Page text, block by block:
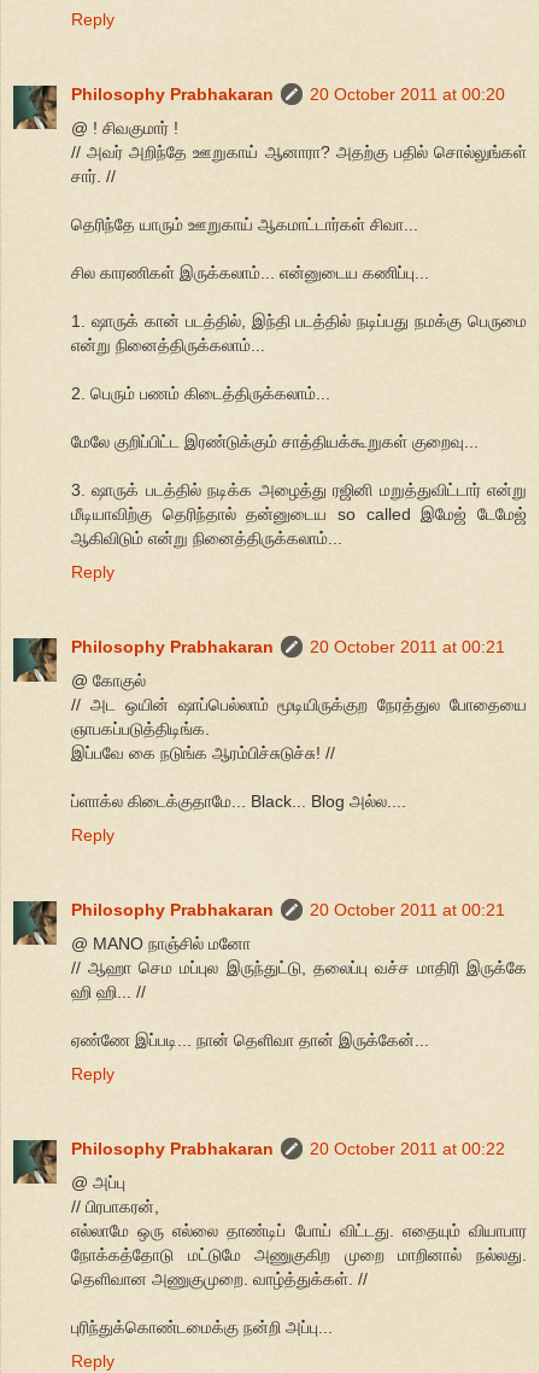
Reply
Philosophy Prabhakaran
20 October 2011 at 00:20
@ ! சிவகுமார் !
// அவர் அறிந்தே ஊறுகாய் ஆனாரா? அதற்கு பதில் சொல்லுங்கள்
சார். //
தெரிந்தே யாரும் ஊறுகாய் ஆகமாட்டார்கள் சிவா...
சில காரணிகள் இருக்கலாம்... என்னுடைய கணிப்பு...
1. ஷாருக் கான் படத்தில், இந்தி படத்தில் நடிப்பது நமக்கு பெருமை
என்று நினைத்திருக்கலாம்...
2. பெரும் பணம் கிடைத்திருக்கலாம்...
மேலே குறிப்பிட்ட இரண்டுக்கும் சாத்தியக்கூறுகள் குறைவு...
3. ஷாருக் படத்தில் நடிக்க அழைத்து ரஜினி மறுத்துவிட்டார் என்று
மீடியாவிற்கு தெரிந்தால் தன்னுடைய so called இமேஜ் டேமேஜ்
ஆகிவிடும் என்று நினைத்திருக்கலாம்...
Reply
Philosophy Prabhakaran
20 October 2011 at 00:21
@ கோகுல்
// அட ஒயின் ஷாப்பெல்லாம் மூடியிருக்குற நேரத்துல போதையை
ஞாபகப்படுத்திடிங்க.
இப்பவே கை நடுங்க ஆரம்பிச்சுடுச்சு! //
ப்ளாக்ல கிடைக்குதாமே... Black... Blog அல்ல....
Reply
Philosophy Prabhakaran
20 October 2011 at 00:21
@ MANO நாஞ்சில் மனோ
// ஆஹா செம மப்புல இருந்துட்டு, தலைப்பு வச்ச மாதிரி இருக்கே
ஹி ஹி... //
ஏண்ணே இப்படி... நான் தெளிவா தான் இருக்கேன்...
Reply
Philosophy Prabhakaran
20 October 2011 at 00:22
@ அப்பு
// பிரபாகரன்,
எல்லாமே ஒரு எல்லை தாண்டிப் போய் விட்டது. எதையும் வியாபார
நோக்கத்தோடு மட்டுமே அணுகுகிற முறை மாறினால் நல்லது.
தெளிவான அணுகுமுறை. வாழ்த்துக்கள். //
புரிந்துக்கொண்டமைக்கு நன்றி அப்பு...
Reply